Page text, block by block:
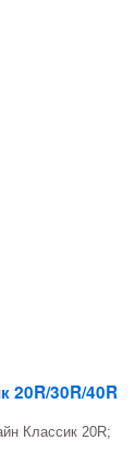
20R/30R/40R
Классик 20R;